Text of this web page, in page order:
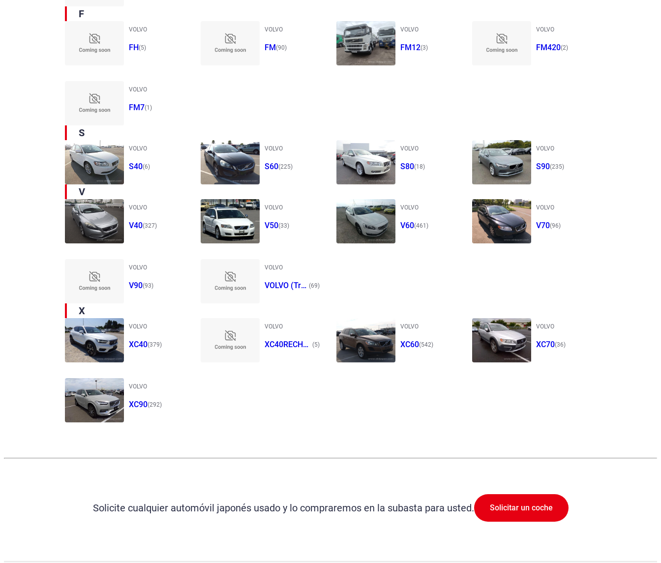
F
VOLVO
FH(5)
VOLVO
FM (90)
VOLVO
FM12(3)
VOLVO
FM420(2)
VOLVO
FM7(1)
S
VOLVO
S40(6)
VOLVO
S60(225)
VOLVO
S80(18)
VOLVO
S90(235)
V
VOLVO
V40(327)
VOLVO
V50(33)
VOLVO
V60(461)
VOLVO
V70(96)
VOLVO
V90(93)
VOLVO
VOLVO (Tru (69)
X
VOLVO
XC40(379)
VOLVO
XC40RECHA (5)
VOLVO
XC60(542)
VOLVO
XC70(36)
VOLVO
XC90(292)
Solicite cualquier automóvil japonés usado y lo compraremos en la subasta para usted. Solicitar un coche